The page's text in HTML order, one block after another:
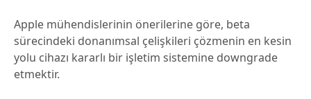
Apple mühendislerinin önerilerine göre, beta
sürecindeki donanımsal çelişkileri çözmenin en kesin
yolu cihazı kararlı bir işletim sistemine downgrade
etmektir.